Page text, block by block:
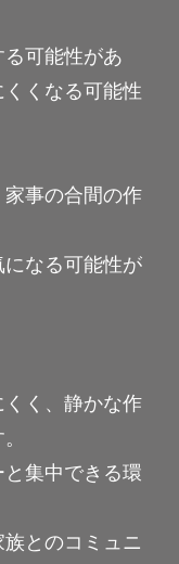
可能性があ
くなる可能性
事の合間の作
になる可能性が
くく、静かな作
集中できる環
とのコミュニ